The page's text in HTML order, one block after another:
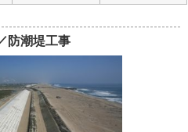
防潮堤工事